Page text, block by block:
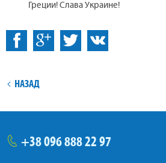
Греции! Слава Украине!
Facebook ВКонтакте
НАЗАД
тел.
+38096888 22 97